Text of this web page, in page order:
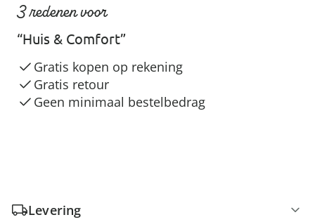
3 redenen voor
“Huis & Comfort”
Gratis kopen op rekening
Gratis retour
Geen minimaal bestelbedrag
Levering